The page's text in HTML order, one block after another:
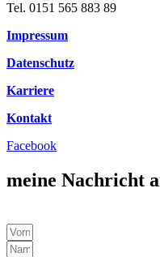
Tel. 0151 565 883 89
Impressum
Datenschutz
Karriere
Kontakt
Facebook
meine Nachricht